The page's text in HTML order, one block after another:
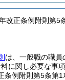
改正条例附則第5
は、一般職の職員
に関し必要な事
条例附則第5条第